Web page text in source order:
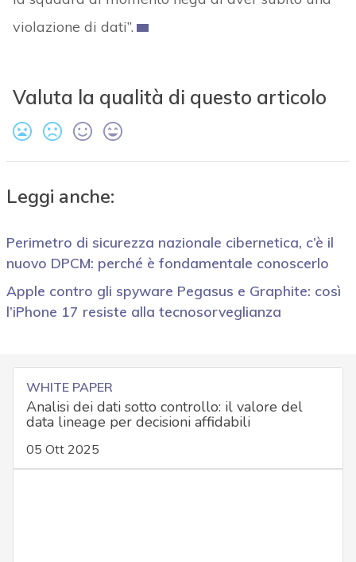
violazione di dati”.
Valuta la qualità di questo articolo
Leggi anche:
Perimetro di sicurezza nazionale cibernetica, c’è il
nuovo DPCM: perché è fondamentale conoscerlo
Apple contro gli spyware Pegasus e Graphite: così
l’iPhone 17 resiste alla tecnosorveglianza
WHITE PAPER
Analisi dei dati sotto controllo: il valore del
data lineage per decisioni affidabili
05 Ott 2025